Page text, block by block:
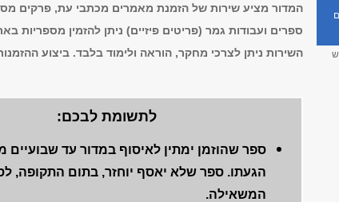
המדור מציע שירות של הזמנת מאמרים מכתבי עת, פרקים
ספרים ועבודות גמר (פריטים פיזיים) ניתן להזמין מספריות
השירות ניתן לצרכי מחקר, הוראה ולימוד בלבד. ביצוע
לתשומת לבכם:
ספר שהוזמן ימתין לאיסוף במדור עד שבועיים
הגעתו. ספר שלא יאסף יוחזר, בתום התקופה,
המשאילה.